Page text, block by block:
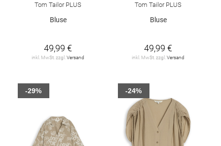
Tom Tailor PLUS
Bluse
49,99 €
inkl. MwSt. zzgl.Versand
Tom Tailor PLUS
Bluse
49,99 €
inkl. MwSt. zzgl.Versand
-29% -24%